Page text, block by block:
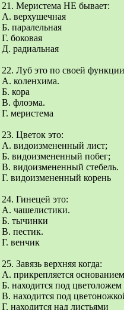
21. Меристема НЕ бывает:
А. верхушечная
Б. паралельная
Г. боковая
Д. радиальная
22. Луб это по своей
А. коленхима.
Б. кора
В. флоэма.
Г. меристема
23. Цветок это:
А. видоизмененный лист;
Б. видоизмененный побег;
В. видоизмененный стебель.
Г. видоизмененный корень
24. Гинецей это:
А. чашелистики.
Б. тычинки
В. пестик.
Г. венчик
25. Завязь верхняя когда:
А. прикрепляется
Б. находится под цветоложем
В. находится под
Г. находится над листьями